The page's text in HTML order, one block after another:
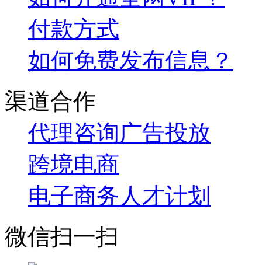
付款方式
如何免费发布信息？
渠道合作
代理咨询广告投放
跨境电商
电子商务人才计划
微信扫一扫